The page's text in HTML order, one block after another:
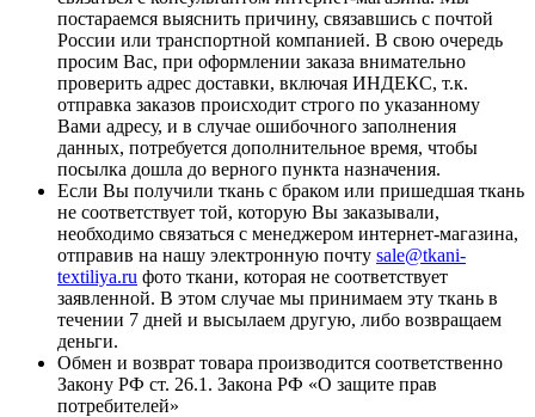
постараемся выяснить причину, связавшись с почтой
России или транспортной компанией. В свою очередь
просим Вас, при оформлении заказа внимательно
проверить адрес доставки, включая ИНДЕКС, т.к.
отправка заказов происходит строго по указанному
Вами адресу, и в случае ошибочного заполнения
данных, потребуется дополнительное время, чтобы
посылка дошла до верного пункта назначения.
Если Вы получили ткань с браком или пришедшая ткань
не соответствует той, которую Вы заказывали,
необходимо связаться с менеджером интернет-магазина,
отправив на нашу электронную почту sale@tkani-
textiliya.ru фото ткани, которая не соответствует
заявленной. В этом случае мы принимаем эту ткань в
течении 7 дней и высылаем другую, либо возвращаем
деньги.
Обмен и возврат товара производится соответственно
Закону РФ ст. 26.1. Закона РФ «О защите прав
потребителей»